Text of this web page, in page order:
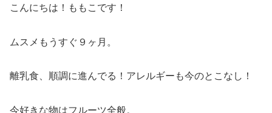
こんにちは！ももこです！
ムスメもうすぐ９ヶ月。
離乳食、順調に進んでる！アレルギーも今のとこなし！
今好きな物はフルーツ全般。